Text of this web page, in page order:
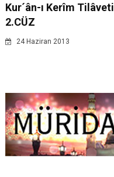
Kur´ân-ı Kerîm Tilâveti
2.CÜZ
24 Haziran 2013